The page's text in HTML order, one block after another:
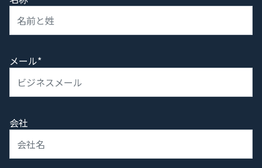
メール*
会社